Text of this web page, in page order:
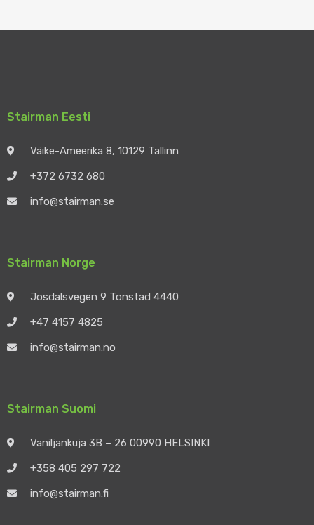
Stairman Eesti
Väike-Ameerika 8, 10129 Tallinn
+372 6732 680
info@stairman.se
Stairman Norge
Josdalsvegen 9 Tonstad 4440
+47 4157 4825
info@stairman.no
Stairman Suomi
Vaniljankuja 3B – 26 00990 HELSINKI
+358 405 297 722
info@stairman.fi